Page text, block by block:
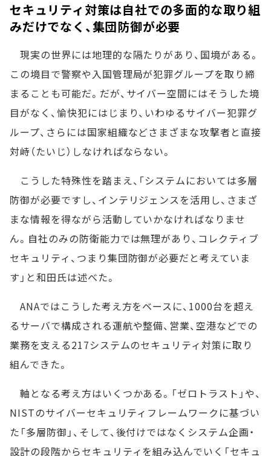
セキュリティ対策は自社での多面的な取り組
みだけでなく、集団防御が必要
現実の世界には地理的な隔たりがあり、国境がある。
この境目で警察や入国管理局が犯罪グループを取り締
まることも可能だ。だが、サイバー空間にはそうした境
目がなく、愉快犯にはじまり、いわゆるサイバー犯罪グ
ループ、さらには国家組織などさまざまな攻撃者と直接
対峙（たいじ）しなければならない。
こうした特殊性を踏まえ、「システムにおいては多層
防御が必要ですし、インテリジェンスを活用し、さまざ
まな情報を得ながら活動していかなければなりませ
ん。自社のみの防衛能力では無理があり、コレクティブ
セキュリティ、つまり集団防御が必要だと考えていま
す」と和田氏は述べた。
ANAではこうした考え方をベースに、1000台を超え
るサーバで構成される運航や整備、営業、空港などでの
業務を支える217システムのセキュリティ対策に取り
組んできた。
軸となる考え方はいくつかある。「ゼロトラスト」や、
NISTのサイバーセキュリティフレームワークに基づい
た「多層防御」、そして、後付けではなくシステム企画・
設計の段階からセキュリティを組み込んでいく「セキュ